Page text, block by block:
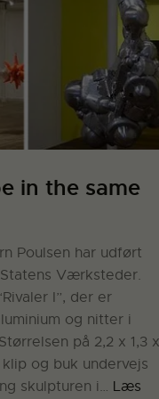
in the same
Poulsen har udført
Værksteder.
I”, der er
og nitter i
på 2,2 x 1,3 x
og buk undervejs
skulpturen i… Læs